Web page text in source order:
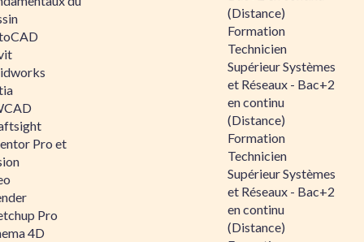
Pro et
Pro
4D
(Distance)
Formation
Technicien
Supérieur Systèmes
et Réseaux - Bac+2
en continu
(Distance)
Formation
Technicien
Supérieur Systèmes
et Réseaux - Bac+2
en continu
(Distance)